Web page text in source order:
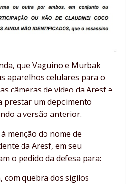
que Vaguino e Murbak
aparelhos celulares para o
câmeras de vídeo da Aresf e
prestar um depoimento
a versão anterior.
menção do nome de
da Aresf, em seu
o pedido da defesa para:
com quebra dos sigilos